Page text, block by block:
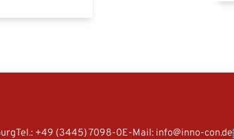
Container Terminal
Tel.: +49 (3445) 7098-0E-Mail: info@inno-con.de